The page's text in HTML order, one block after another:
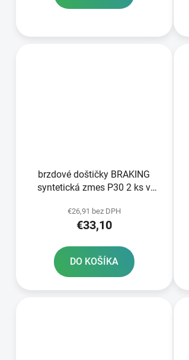
brzdové doštičky BRAKING
syntetická zmes P30 2 ks v
€26,91 bez DPH
€33,10
DO KOŠÍKA